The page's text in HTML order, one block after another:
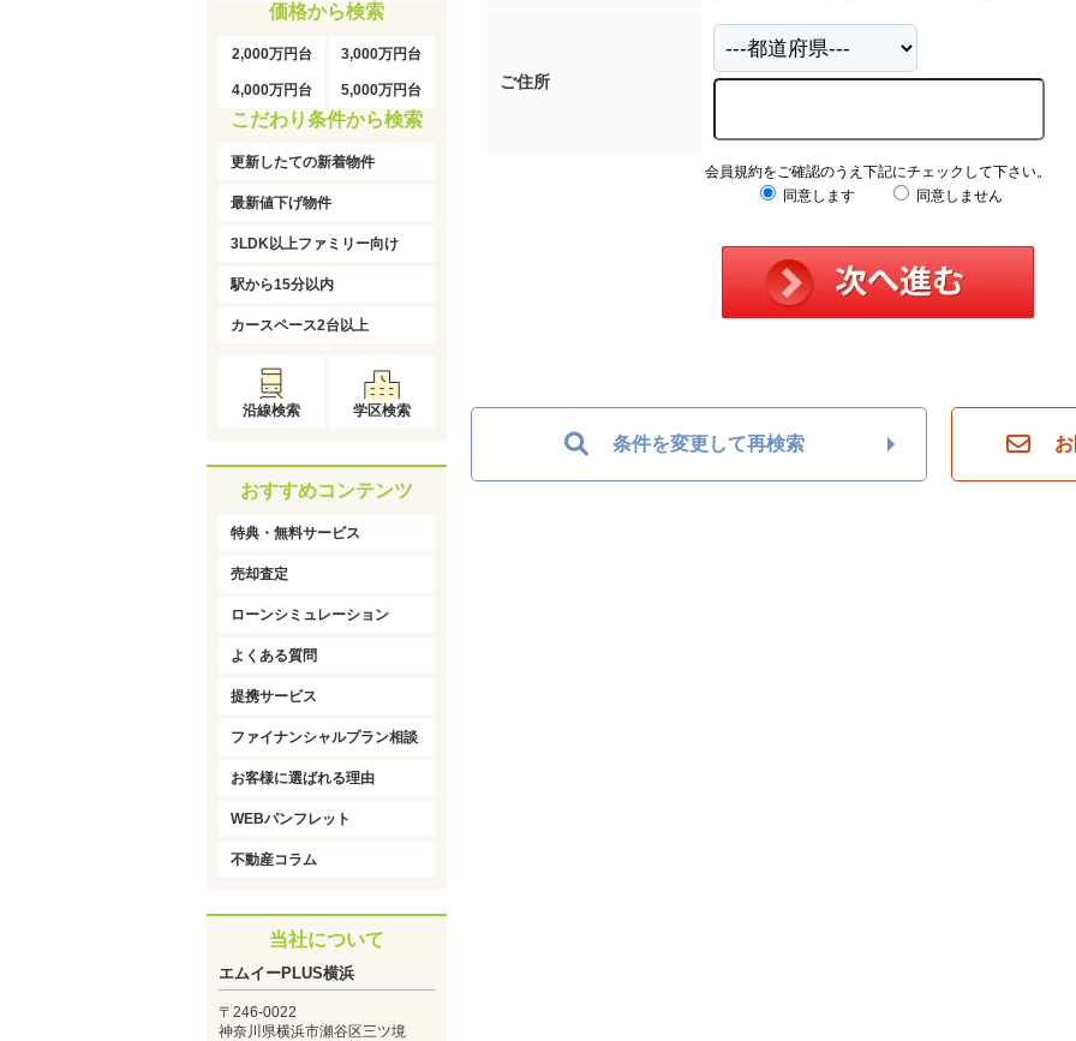
ご住所
会員規約をご確認のうえ下記にチェックして下さい。
同意します
同意しません
条件を変更して再検索
価格から検索
2,000万円台 3,000万円台
4,000万円台 5,000万円台
こだわり条件から検索
更新したての新着物件
最新値下げ物件
3LDK以上ファミリー向け
駅から15分以内
カースペース2台以上
沿線検索 学区検索
おすすめコンテンツ
特典・無料サービス
売却査定
ローンシミュレーション
よくある質問
提携サービス
ファイナンシャルプラン相談
お客様に選ばれる理由
WEBパンフレット
不動産コラム
当社について
エムイーPLUS横浜
〒246-0022
神奈川県横浜市瀬谷区三ツ境